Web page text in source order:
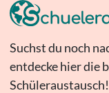
Suchst du noch
entdecke hier die
Schüleraustausch!